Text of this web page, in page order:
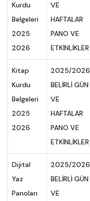
Kurdu
Belgeleri
2025
2026
VE
HAFTALAR
PANO VE
ETKİNLİKLER
Kitap
Kurdu
Belgeleri
2025
2026
2025/2026
BELİRLİ GÜN
VE
HAFTALAR
PANO VE
ETKİNLİKLER
Dijital
Yaz
Panoları
2025/2026
BELİRLİ GÜN
VE